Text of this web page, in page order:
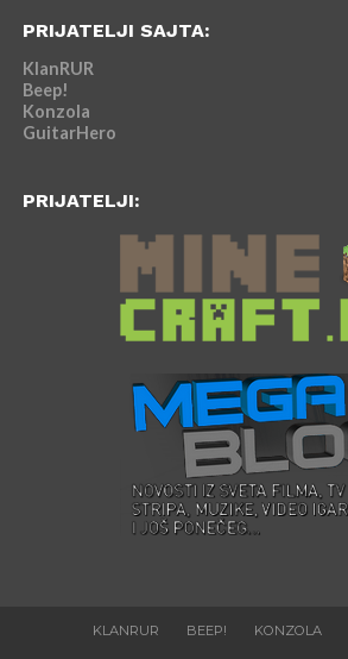
PRIJATELJI SAJTA:
KlanRUR
Beep!
Konzola
GuitarHero
PRIJATELJI:
KLANRUR BEEP! KONZOLA